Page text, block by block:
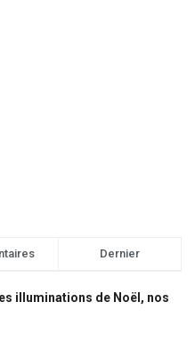
Dernier
illuminations de Noël, nos